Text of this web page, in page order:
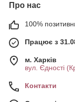
Про нас
100%
Працює з
м. Харків
вул. Єдності
Контакти